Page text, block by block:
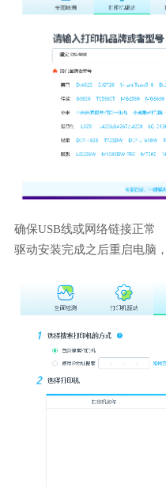
确保USB线或网络链接正常
驱动安装完成之后重启电脑